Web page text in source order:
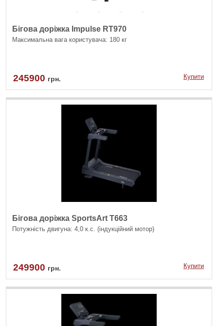
Бігова доріжка Impulse RT970
Максимальна вага користувача: 180 кг
245900 грн. Купити
Бігова доріжка SportsArt T663
Потужність двигуна: 4,0 к.с. (індукційний мотор)
249900 грн. Купити